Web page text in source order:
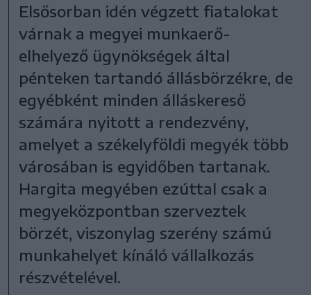
Elsősorban idén végzett fiatalokat
várnak a megyei munkaerő-
elhelyező ügynökségek által
pénteken tartandó állásbörzékre, de
egyébként minden álláskereső
számára nyitott a rendezvény,
amelyet a székelyföldi megyék több
városában is egyidőben tartanak.
Hargita megyében ezúttal csak a
megyeközpontban szerveztek
börzét, viszonylag szerény számú
munkahelyet kínáló vállalkozás
részvételével.